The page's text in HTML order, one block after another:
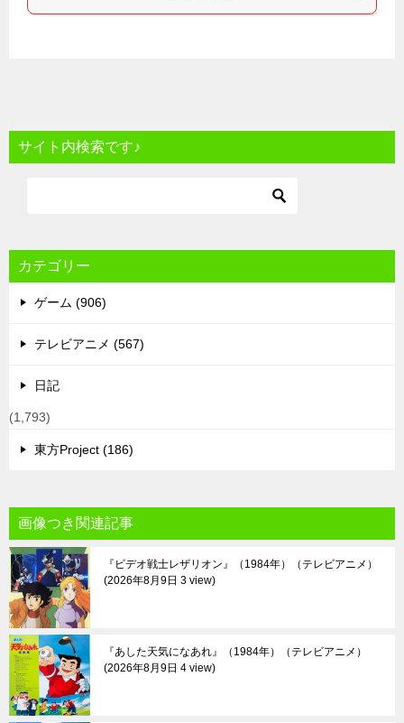
サイト内検索です♪
カテゴリー
ゲーム (906)
テレビアニメ (567)
日記
(1,793)
東方Project (186)
画像つき関連記事
『ビデオ戦士レザリオン』（1984年）（テレビアニメ）
2026年8月9日 3 view
『あした天気になあれ』（1984年）（テレビアニメ）
2026年8月9日 4 view